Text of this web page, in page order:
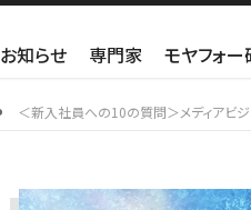
お知らせ 専門家 モヤフォ
＜新入社員への10の質問＞メディアビジ